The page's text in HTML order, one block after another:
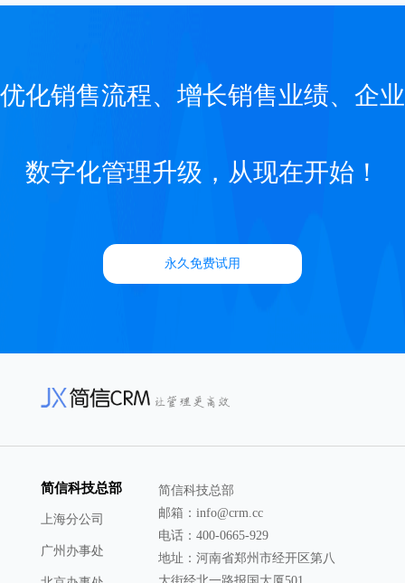
优化销售流程、增长销售业绩、企业
数字化管理升级，从现在开始！
永久免费试用
简信科技总部
上海分公司
广州办事处
简信科技总部
邮箱：info@crm.cc
电话：400-0665-929
地址：河南省郑州市经开区第八